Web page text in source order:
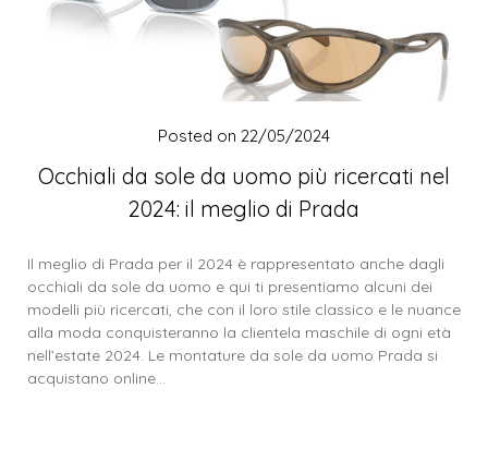
Occhiali da sole da uomo più ricercati nel
2024: il meglio di Prada
Posted on 22/05/2024
Il meglio di Prada per il 2024 è rappresentato anche dagli
occhiali da sole da uomo e qui ti presentiamo alcuni dei
modelli più ricercati, che con il loro stile classico e le nuance
alla moda conquisteranno la clientela maschile di ogni età
nell’estate 2024. Le montature da sole da uomo Prada si
acquistano online…